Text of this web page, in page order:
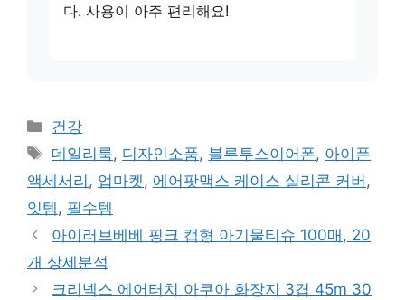
다. 사용이 아주 편리해요!
카
테
리
건강
태
그
데일리룩, 디자인소품, 블루투스이어폰, 아이폰
액세서리 , 업마켓, 에어팟맥스 케이스 실리콘 커버 ,
잇템, 필수템
아이러브베베 핑크 캡형 아기물티슈 100매, 20
개 상세분석
크리넥스 에어터치 아쿠아 화장지 3겹 45m 30